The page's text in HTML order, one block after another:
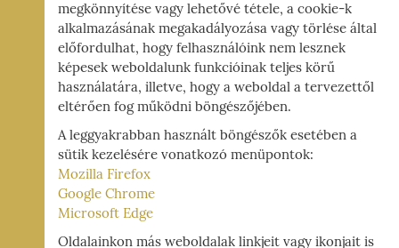
megkönnyítése vagy lehetővé tétele, a cookie-k
alkalmazásának megakadályozása vagy törlése által
előfordulhat, hogy felhasználóink nem lesznek
képesek weboldalunk funkcióinak teljes körű
használatára, illetve, hogy a weboldal a tervezettől
eltérően fog működni böngészőjében.
A leggyakrabban használt böngészők esetében a
sütik kezelésére vonatkozó menüpontok:
Mozilla Firefox
Google Chrome
Microsoft Edge
Oldalainkon más weboldalak linkjeit vagy ikonjait is